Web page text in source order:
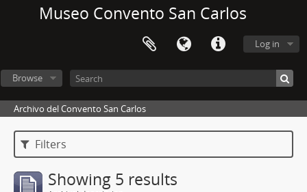
Museo Convento San Carlos
Log in
Browse
Archivo del Convento San Carlos
Filters
Showing 5 results